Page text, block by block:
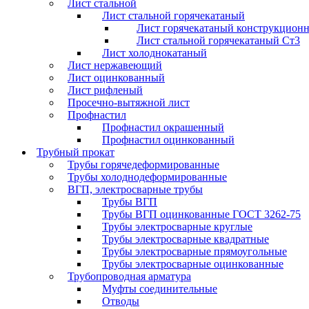
Лист стальной
Лист стальной горячекатаный
Лист горячекатаный
Лист стальной горячекатаный Ст3
Лист холоднокатаный
Лист нержавеющий
Лист оцинкованный
Лист рифленый
Просечно-вытяжной лист
Профнастил
Профнастил окрашенный
Профнастил оцинкованный
Трубный прокат
Трубы горячедеформированные
Трубы холоднодеформированные
ВГП, электросварные трубы
Трубы ВГП
Трубы ВГП оцинкованные ГОСТ 3262-75
Трубы электросварные круглые
Трубы электросварные квадратные
Трубы электросварные прямоугольные
Трубы электросварные оцинкованные
Трубопроводная арматура
Муфты соединительные
Отводы